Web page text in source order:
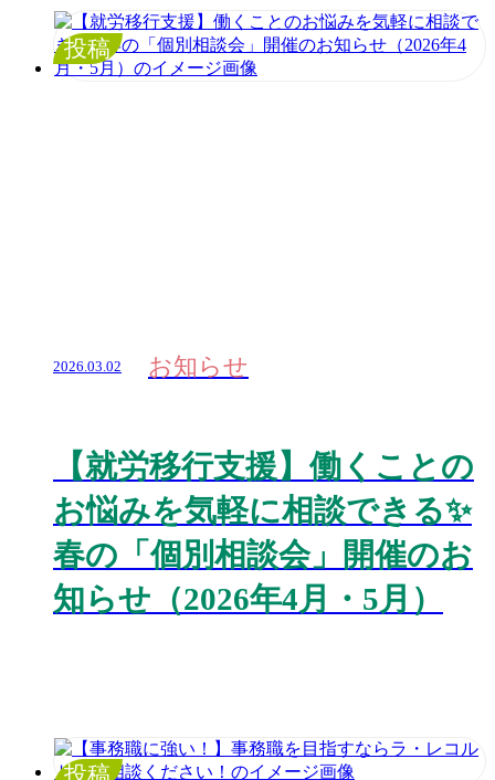
投稿
2026.03.02 お知らせ
【就労移行支援】働くことの
お悩みを気軽に相談できる✨
春の「個別相談会」開催のお
知らせ（2026年4月・5月）
投稿